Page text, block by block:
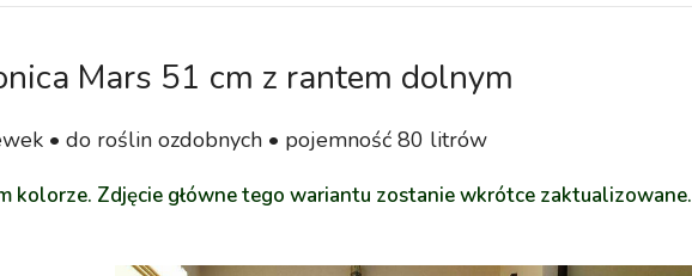
Mars 51 cm z rantem dolnym
• do roślin ozdobnych • pojemność 80 litrów
kolorze. Zdjęcie główne tego wariantu zostanie wkrótce zaktualizowane.